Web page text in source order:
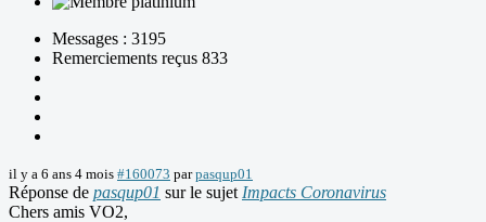
Messages : 3195
Remerciements reçus 833
il y a 6 ans 4 mois #160073 parpasqup01
Réponse de pasqup01 sur le sujet Impacts Coronavirus
Chers amis VO2,